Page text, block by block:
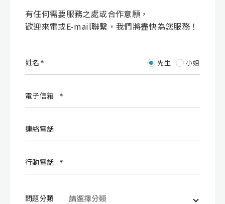
有任何需要服務之處或合作意願，
歡迎來電或E-mail聯繫，我們將盡快為您服務！
姓名 先生 小姐
電子信箱
連絡電話
行動電話
問題分類